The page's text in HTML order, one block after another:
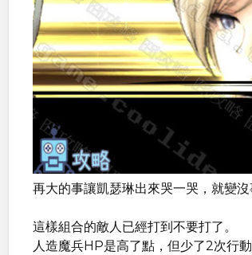
再大的事讓凱瑟琳出來哭一哭，就變沒
這樣組合的敵人已經打到不要打了。
人造魔兵HP是高了點，但少了2次行